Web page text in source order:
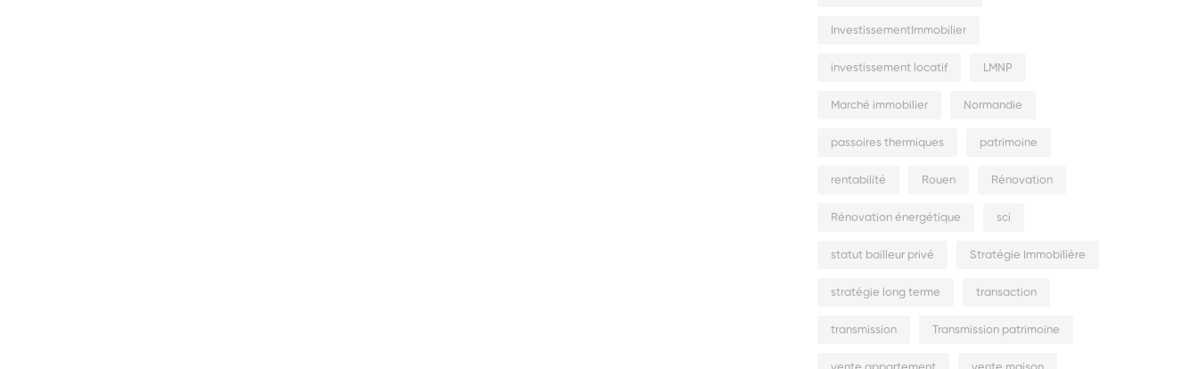
InvestissementImmobilier
investissement locatif LMNP
Marché immobilier Normandie
passoires thermiques patrimoine
rentabilité Rouen Rénovation
Rénovation énergétique sci
statut bailleur privé Stratégie Immobilière
stratégie long terme transaction
transmission Transmission patrimoine